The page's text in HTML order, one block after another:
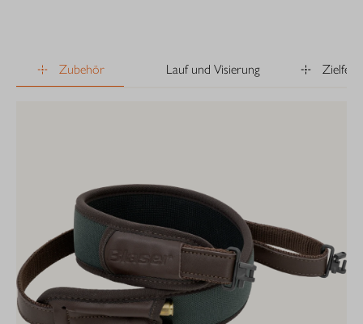
Zubehör Lauf und Visierung